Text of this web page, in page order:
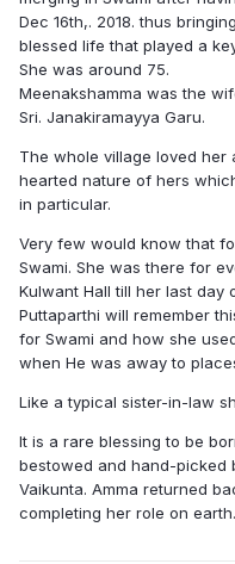
Dec 16th,. 2018. thus
blessed life that played a
She was around 75.
Meenakshamma was the
Sri. Janakiramayya Garu.
The whole village loved
hearted nature of hers
in particular.
Very few would know that
Swami. She was there for
Kulwant Hall till her last day
Puttaparthi will remember
for Swami and how she
when He was away to
Like a typical sister-in-law
It is a rare blessing to be
bestowed and hand-picked
Vaikunta. Amma returned
completing her role on